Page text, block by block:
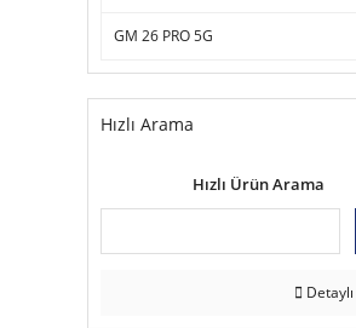
GM 26 PRO 5G
Hızlı Arama
Hızlı Ürün Arama